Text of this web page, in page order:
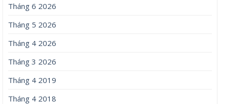
Tháng 6 2026
Tháng 5 2026
Tháng 4 2026
Tháng 3 2026
Tháng 4 2019
Tháng 4 2018